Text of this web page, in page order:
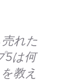
れた
5は何
教え